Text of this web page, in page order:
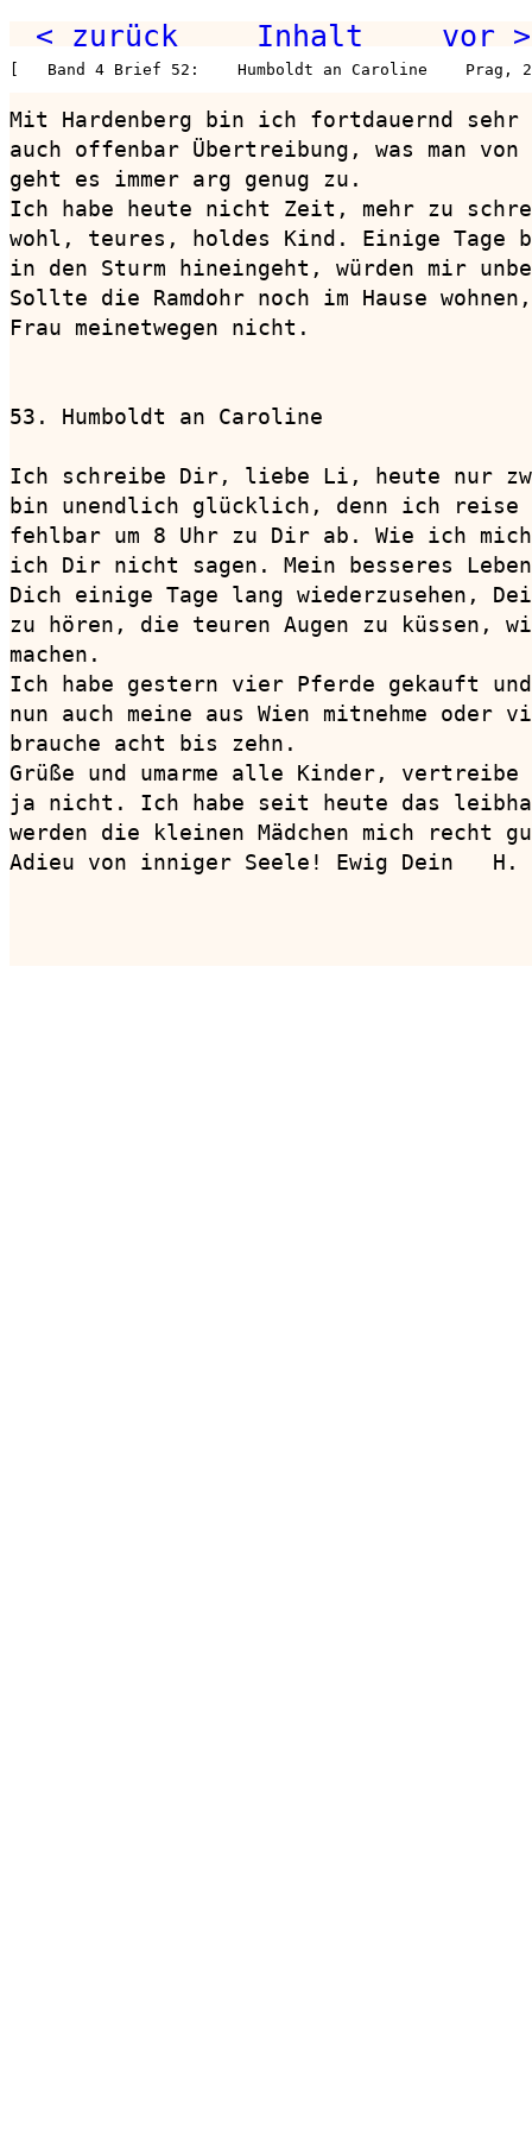
< zurück Inhalt vor >
[   Band 4 Brief 52:    Humboldt an Caroline    Prag,
Mit Hardenberg bin ich fortdauernd
auch offenbar Übertreibung, was man
geht es immer arg genug zu.
Ich habe heute nicht Zeit, mehr zu
wohl, teures, holdes Kind. Einige Tage
in den Sturm hineingeht, würden mir
Sollte die Ramdohr noch im Hause
Frau meinetwegen nicht.
53. Humboldt an Caroline
Ich schreibe Dir, liebe Li, heute nur
bin unendlich glücklich, denn ich reise
fehlbar um 8 Uhr zu Dir ab. Wie ich
ich Dir nicht sagen. Mein besseres
Dich einige Tage lang wiederzusehen,
zu hören, die teuren Augen zu küssen,
machen.
Ich habe gestern vier Pferde gekauft
nun auch meine aus Wien mitnehme
brauche acht bis zehn.
Grüße und umarme alle Kinder, vertreibe
ja nicht. Ich habe seit heute das
werden die kleinen Mädchen mich recht
Adieu von inniger Seele! Ewig Dein   H.